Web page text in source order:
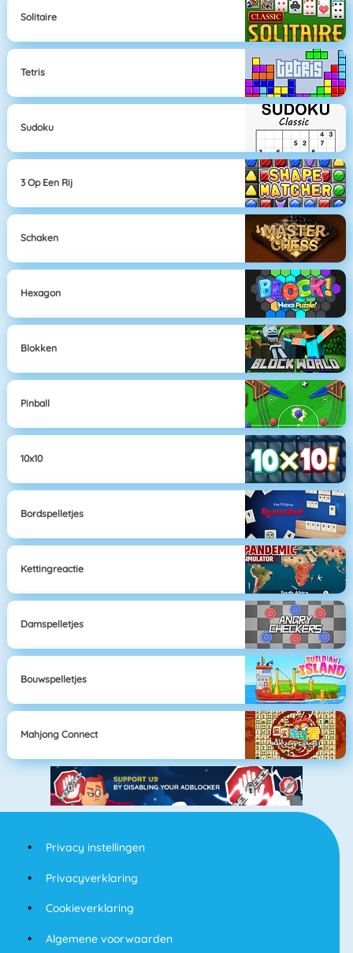
Solitaire
Tetris
Sudoku
3 Op Een Rij
Schaken
Hexagon
Blokken
Pinball
10x10
Bordspelletjes
Kettingreactie
Damspelletjes
Bouwspelletjes
Mahjong Connect
Privacy instellingen
Privacyverklaring
Cookieverklaring
Algemene voorwaarden